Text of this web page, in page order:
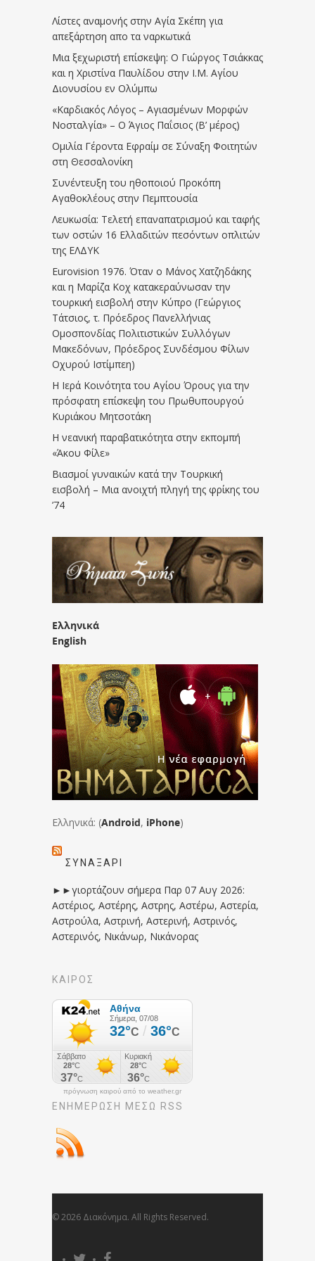
Λίστες αναμονής στην Αγία Σκέπη για
απεξάρτηση απο τα ναρκωτικά
Μια ξεχωριστή επίσκεψη: Ο Γιώργος Τσιάκκας
και η Χριστίνα Παυλίδου στην Ι.Μ. Αγίου
Διονυσίου εν Ολύμπω
«Καρδιακός Λόγος – Αγιασμένων Μορφών
Νοσταλγία» – Ο Άγιος Παΐσιος (Β’ μέρος)
Ομιλία Γέροντα Εφραίμ σε Σύναξη Φοιτητών
στη Θεσσαλονίκη
Συνέντευξη του ηθοποιού Προκόπη
Αγαθοκλέους στην Πεμπτουσία
Λευκωσία: Τελετή επαναπατρισμού και ταφής
των οστών 16 Ελλαδιτών πεσόντων οπλιτών
της ΕΛΔΥΚ
Eurovision 1976. Όταν ο Μάνος Χατζηδάκης
και η Μαρίζα Κοχ κατακεραύνωσαν την
τουρκική εισβολή στην Κύπρο (Γεώργιος
Τάτσιος, τ. Πρόεδρος Πανελλήνιας
Ομοσπονδίας Πολιτιστικών Συλλόγων
Μακεδόνων, Πρόεδρος Συνδέσμου Φίλων
Οχυρού Ιστίμπεη)
Η Ιερά Κοινότητα του Αγίου Όρους για την
πρόσφατη επίσκεψη του Πρωθυπουργού
Κυριάκου Μητσοτάκη
Η νεανική παραβατικότητα στην εκπομπή
«Άκου Φίλε»
Βιασμοί γυναικών κατά την Τουρκική
εισβολή – Μια ανοιχτή πληγή της φρίκης του
’74
Ελληνικά
English
Ελληνικά: (Android, iPhone)
ΣΥΝΑΞΆΡΙ
►►γιορτάζουν σήμερα Παρ 07 Αυγ 2026:
Αστέριος, Αστέρης, Αστρης, Αστέρω, Αστερία,
Αστρούλα, Αστρινή, Αστερινή, Αστρινός,
Αστερινός, Νικάνωρ, Νικάνορας
ΚΑΙΡΟΣ
πρόγνωση καιρού από το weather.gr
ΕΝΗΜΈΡΩΣΉ ΜΕΣΩ RSS
© 2026 Διακόνημα. All Rights Reserved.